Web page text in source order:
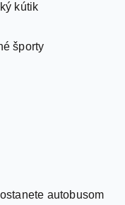
kútik
športy
autobusom